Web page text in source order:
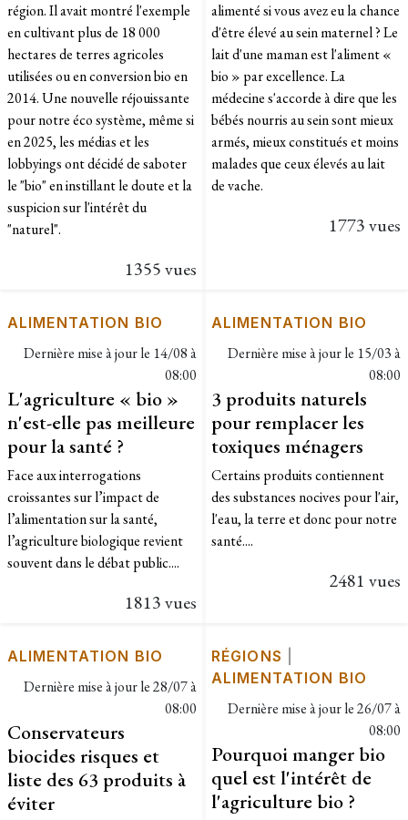
région. Il avait montré l'exemple
en cultivant plus de 18 000
hectares de terres agricoles
utilisées ou en conversion bio en
2014. Une nouvelle réjouissante
pour notre éco système, même si
en 2025, les médias et les
lobbyings ont décidé de saboter
le "bio" en instillant le doute et la
suspicion sur l'intérêt du
"naturel".​
1355 vues
alimenté si vous avez eu la chance
d'être élevé au sein maternel ? Le
lait d'une maman est l'aliment «
bio » par excellence. La
médecine s'accorde à dire que les
bébés nourris au sein sont mieux
armés, mieux constitués et moins
malades que ceux élevés au lait
de vache.
1773 vues
ALIMENTATION BIO
Dernière mise à jour le 14/08 à
08:00
L'agriculture « bio »
n'est-elle pas meilleure
pour la santé ?
Face aux interrogations
croissantes sur l’impact de
l’alimentation sur la santé,
l’agriculture biologique revient
souvent dans le débat public....
1813 vues
ALIMENTATION BIO
Dernière mise à jour le 15/03 à
08:00
3 produits naturels
pour remplacer les
toxiques ménagers
Certains produits contiennent
des substances nocives pour l'air,
l'eau, la terre et donc pour notre
santé....
2481 vues
ALIMENTATION BIO
Dernière mise à jour le28/07 à
08:00
Conservateurs
biocides risques et
liste des 63 produits à
éviter
RÉGIONS
ALIMENTATION BIO
Dernière mise à jour le26/07 à
08:00
Pourquoi manger bio
quel est l'intérêt de
l'agriculture bio ?